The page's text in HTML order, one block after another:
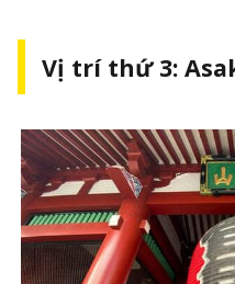
Vị trí thứ 3: